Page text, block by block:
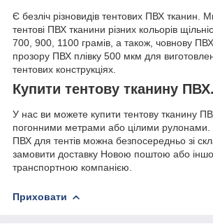
Є безліч різновидів тентових ПВХ тканин.
тентові ПВХ тканини різних кольорів
700, 900, 1100 грамів, а також, човнову
прозору ПВХ плівку 500 мкм для
тентових конструкціях.
Купити тентову тканину ПВХ.
У нас ви можете купити тентову тканину
погонними метрами або цілими рулонами.
ПВХ для тентів можна безпосередньо зі
замовити доставку Новою поштою або
транспортною компанією.
Приховати